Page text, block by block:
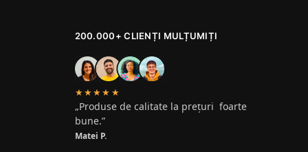
200.000+ CLIENȚI MULȚUMIȚI
★★★★★
„Produse de calitate la prețuri foarte
bune.”
Matei P.